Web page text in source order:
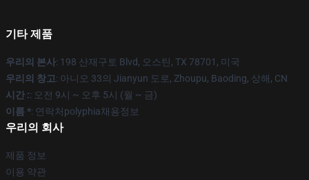
기타 제품
우리의 본사: 198 산재구토 Blvd, 오스틴, TX 78701, 미국
우리의 창고: 아니오 33의 Jianyun 도로, Zhoupu, Baoding, 상해, CN
시간 :: 오전 9시 ~ 오후 5시 (월 ~ 금)
이름 *: 연락처polyphia채용정보
우리의 회사
제품 정보
이용 약관